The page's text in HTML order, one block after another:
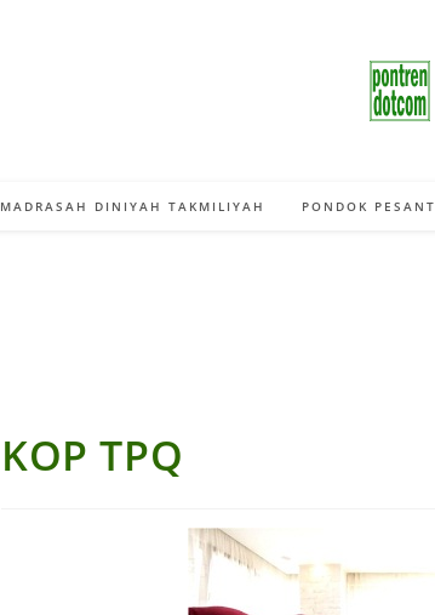
MADRASAH DINIYAH TAKMILIYAH PONDOK
KOP TPQ